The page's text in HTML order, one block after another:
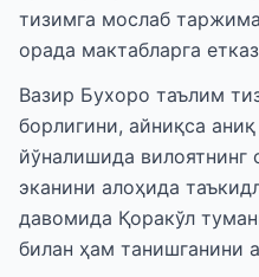
тизимга мослаб
орада мактабларга
Вазир Бухоро таълим
борлигини, айниқса
йўналишида
эканини алоҳида
давомида Қоракўл
билан ҳам танишганини